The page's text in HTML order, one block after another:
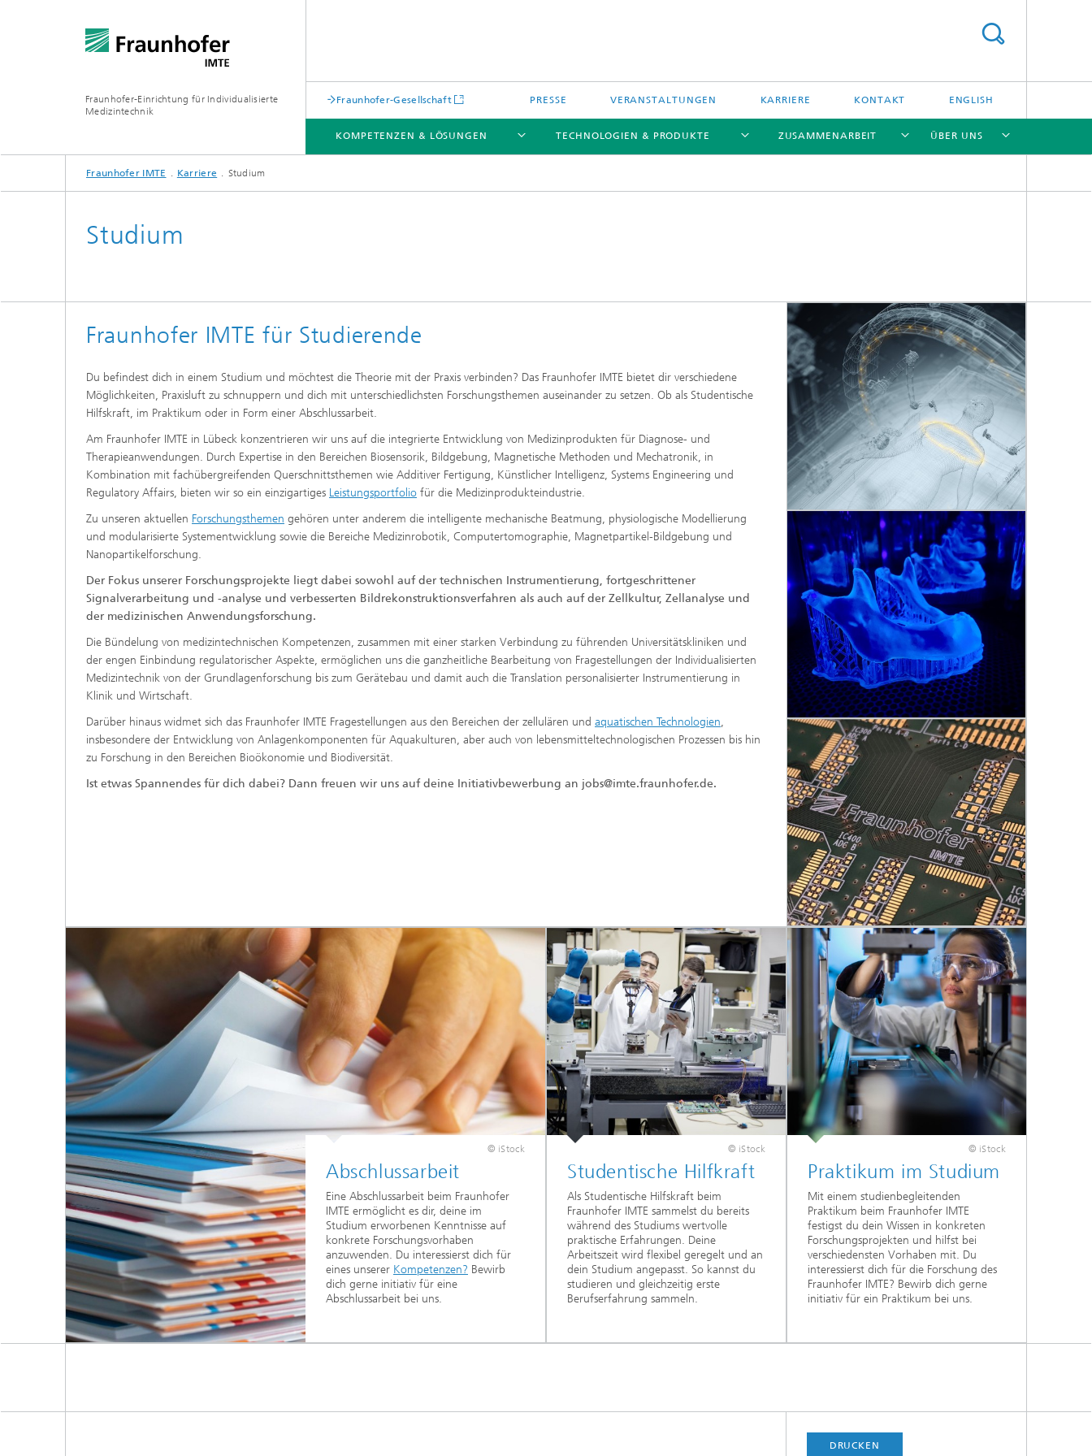
Fraunhofer-Einrichtung für Individualisierte
Medizintechnik
Fraunhofer-Gesellschaft PRESSE VERANSTALTUNGEN KARRIERE KONTAKT ENGLISH
KOMPETENZEN & LÖSUNGEN
KOMPETENZEN & LÖSUNGEN
TECHNOLOGIEN & PRODUKTE
TECHNOLOGIEN & PRODUKTE
Magnetische Methoden
Mechanische Beatmung
Kardiologie und Endovaskuläre
Devices
ZUSAMMENARBEIT
ZUSAMMENARBEIT
ÜBER UNS
ÜBER UNS
Fraunhofer IMTE Karriere Studium
Studium
Fraunhofer IMTE für Studierende
Du befindest dich in einem Studium und möchtest die Theorie mit der Praxis verbinden? Das Fraunhofer IMTE bietet dir verschiedene
Möglichkeiten, Praxisluft zu schnuppern und dich mit unterschiedlichsten Forschungsthemen auseinander zu setzen. Ob als Studentische
Hilfskraft, im Praktikum oder in Form einer Abschlussarbeit.
Am Fraunhofer IMTE in Lübeck konzentrieren wir uns auf die integrierte Entwicklung von Medizinprodukten für Diagnose- und
Therapieanwendungen. Durch Expertise in den Bereichen Biosensorik, Bildgebung, Magnetische Methoden und Mechatronik, in
Kombination mit fachübergreifenden Querschnittsthemen wie Additiver Fertigung, Künstlicher Intelligenz, Systems Engineering und
Regulatory Affairs, bieten wir so ein einzigartiges Leistungsportfolio für die Medizinprodukteindustrie.
Zu unseren aktuellen Forschungsthemen gehören unter anderem die intelligente mechanische Beatmung, physiologische Modellierung
und modularisierte Systementwicklung sowie die Bereiche Medizinrobotik, Computertomographie, Magnetpartikel-Bildgebung und
Nanopartikelforschung.
Der Fokus unserer Forschungsprojekte liegt dabei sowohl auf der technischen Instrumentierung, fortgeschrittener
Signalverarbeitung und -analyse und verbesserten Bildrekonstruktionsverfahren als auch auf der Zellkultur, Zellanalyse und
der medizinischen Anwendungsforschung.
Die Bündelung von medizintechnischen Kompetenzen, zusammen mit einer starken Verbindung zu führenden Universitätskliniken und
der engen Einbindung regulatorischer Aspekte, ermöglichen uns die ganzheitliche Bearbeitung von Fragestellungen der Individualisierten
Medizintechnik von der Grundlagenforschung bis zum Gerätebau und damit auch die Translation personalisierter Instrumentierung in
Klinik und Wirtschaft.
Darüber hinaus widmet sich das Fraunhofer IMTE Fragestellungen aus den Bereichen der zellulären und aquatischen Technologien,
insbesondere der Entwicklung von Anlagenkomponenten für Aquakulturen, aber auch von lebensmitteltechnologischen Prozessen bis hin
zu Forschung in den Bereichen Bioökonomie und Biodiversität.
Ist etwas Spannendes für dich dabei? Dann freuen wir uns auf deine Initiativbewerbung an jobs@imte.fraunhofer.de.
© iStock
Abschlussarbeit
Eine Abschlussarbeit beim Fraunhofer
IMTE ermöglicht es dir, deine im
Studium erworbenen Kenntnisse auf
konkrete Forschungsvorhaben
anzuwenden. Du interessierst dich für
eines unserer Kompetenzen? Bewirb
dich gerne initiativ für eine
Abschlussarbeit bei uns.
© iStock
Studentische Hilfkraft
Als Studentische Hilfskraft beim
Fraunhofer IMTE sammelst du bereits
während des Studiums wertvolle
praktische Erfahrungen. Deine
Arbeitszeit wird flexibel geregelt und an
dein Studium angepasst. So kannst du
studieren und gleichzeitig erste
Berufserfahrung sammeln.
© iStock
Praktikum im Studium
Mit einem studienbegleitenden
Praktikum beim Fraunhofer IMTE
festigst du dein Wissen in konkreten
Forschungsprojekten und hilfst bei
verschiedensten Vorhaben mit. Du
interessierst dich für die Forschung des
Fraunhofer IMTE? Bewirb dich gerne
initiativ für ein Praktikum bei uns.
DRUCKEN